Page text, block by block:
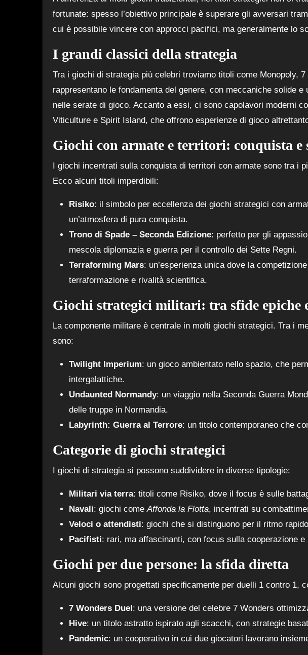
fortunate: spesso l’obiettivo principale è superare gli avversari
cui è possibile vincere con approcci pacifici, ma generalmente lo
I grandi classici della strategia
Tra i giochi di strategia più celebri troviamo titoli come Monopoly,
rappresentano le fondamenta del genere, con meccaniche solide
nelle serate di gioco. Accanto a essi, ci sono capolavori moderni
Viticulture e Spirit Island, che offrono esperienze di gioco
Giochi con armate e territori: conquista e
I giochi incentrati sulla conquista di territori con armate sono tra i
Ecco alcuni titoli imperdibili:
Risiko: il simbolo per eccellenza dei giochi strategici con
un’atmosfera di pura conquista.
Trono di Spade – Seconda Edizione: perfetto per gli
mescola diplomazia e guerra per il controllo dei Sette Regni.
Terraforming Mars: un’esperienza unica dove la
terraformazione e rivalità scientifica.
Giochi strategici militari: tra sfide epiche
La componente militare è centrale in molti giochi strategici. Tra i
sono:
Twilight Imperium: un gioco ambientato nello spazio, che
intergalattiche.
Undaunted Normandy: un viaggio nella Seconda Guerra
delle truppe in Normandia.
Labyrinth: Guerra al Terrore: un titolo contemporaneo che
Categorie di giochi strategici
I giochi di strategia si possono suddividere in diverse tipologie:
Militari via terra: titoli come Risiko, dove il focus è sulle
Navali: giochi comeAffonda la Flotta, incentrati su
Veloci o attendisti: giochi che si distinguono per il ritmo
Pacifisti: rari, ma affascinanti, con focus sulla cooperazione
Giochi per due persone: la sfida diretta
Alcuni giochi sono progettati specificamente per duelli 1 contro 1,
7 Wonders Duel: una versione del celebre 7 Wonders
Hive: un titolo astratto ispirato agli scacchi, con strategie
Pandemic: un cooperativo in cui due giocatori lavorano